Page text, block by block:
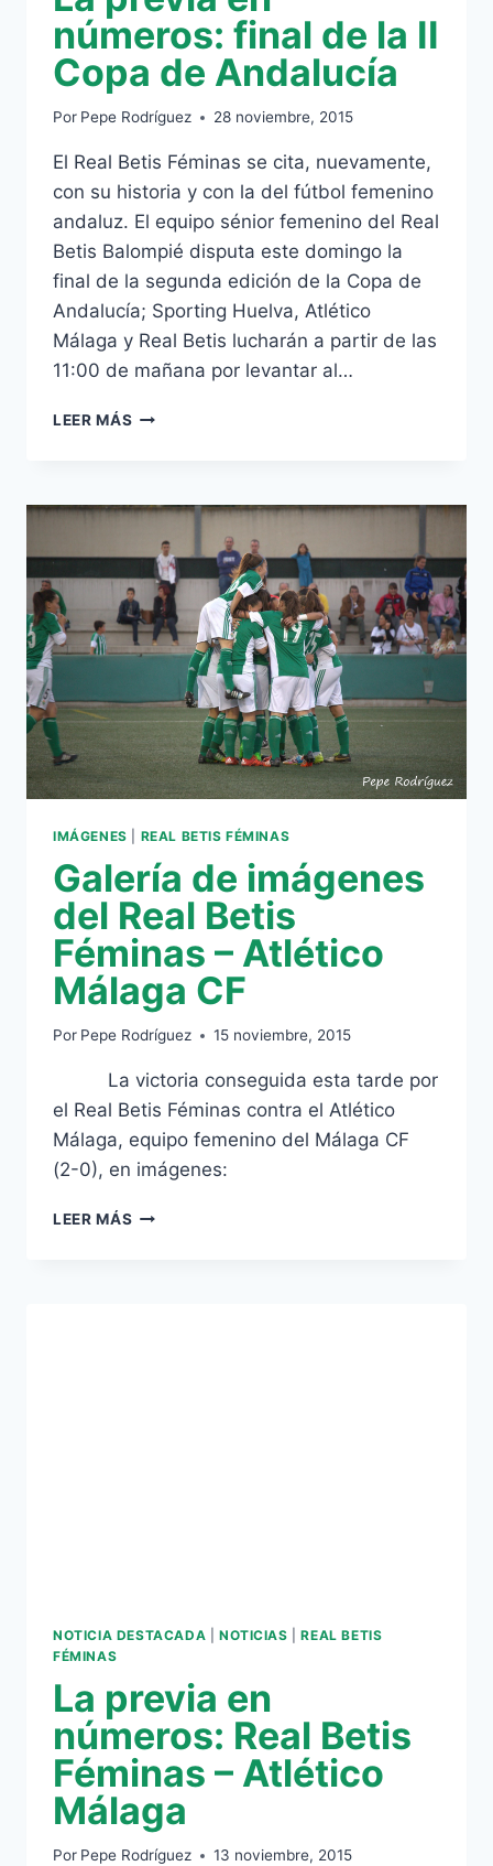
números: final de la II
Copa de Andalucía
Por Pepe Rodríguez 28 noviembre, 2015
El Real Betis Féminas se cita, nuevamente,
con su historia y con la del fútbol femenino
andaluz. El equipo sénior femenino del Real
Betis Balompié disputa este domingo la
final de la segunda edición de la Copa de
Andalucía; Sporting Huelva, Atlético
Málaga y Real Betis lucharán a partir de las
11:00 de mañana por levantar al…
LEER MÁS LA
FINAL
LA
II
COPA
DE
ANDALUCÍA
IMÁGENES REAL BETIS FÉMINAS
Galería de imágenes
del Real Betis
Féminas – Atlético
Málaga CF
Por Pepe Rodríguez 15 noviembre, 2015
La victoria conseguida esta tarde por
el Real Betis Féminas contra el Atlético
Málaga, equipo femenino del Málaga CF
(2-0), en imágenes:
LEER MÁS GALERÍA
NOTICIA DESTACADA NOTICIAS |REAL BETIS
FÉMINAS
La previa en
números: Real Betis
Féminas – Atlético
Málaga
Por Pepe Rodríguez 13 noviembre, 2015